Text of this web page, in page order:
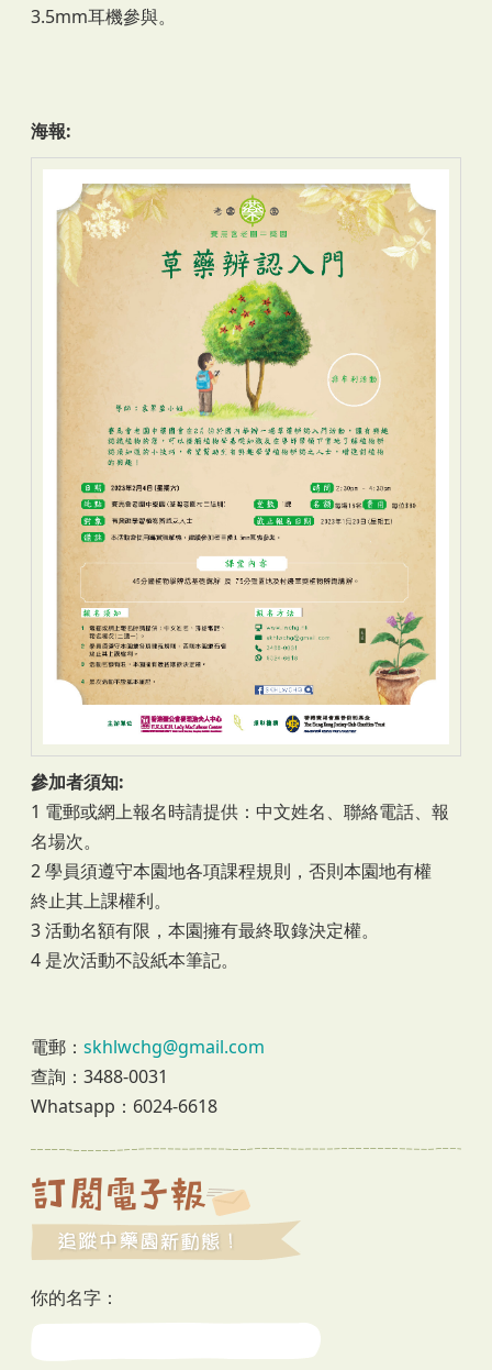
3.5mm耳機參與。
海報:
參加者須知:
1 電郵或網上報名時請提供：中文姓名、聯絡電話、報
名場次。
2 學員須遵守本園地各項課程規則，否則本園地有權
終止其上課權利。
3 活動名額有限，本園擁有最終取錄決定權。
4 是次活動不設紙本筆記。
電郵： skhlwchg@gmail.com
查詢：3488-0031
Whatsapp：6024-6618
你的名字：